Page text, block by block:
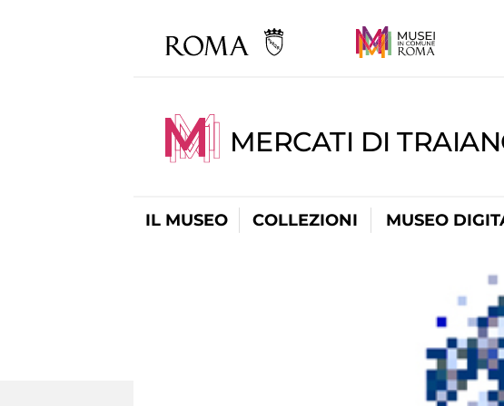
MERCATI DI
IL MUSEO COLLEZIONI MUSEO